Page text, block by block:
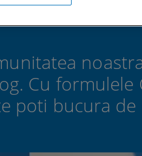
Cu
poti bucura